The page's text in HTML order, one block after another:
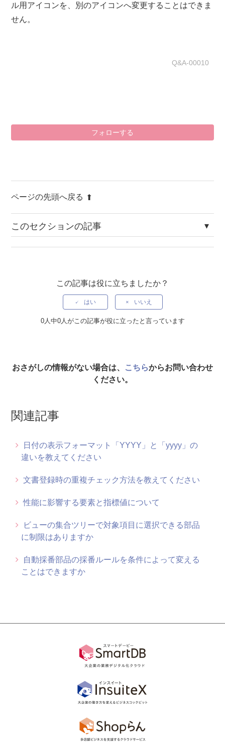
ル用アイコンを、別のアイコンへ変更することはできま
せん。
Q&A-00010
フォローする
ページの先頭へ戻る
このセクションの記事
フィルタ定義の期間指定で週の開始曜日を変更できますか
日付の表示フォーマット「YYYY」と「yyyy」の違いを教え
てください
自動採番部品の採番ルールを条件によって変えることはでき
自動採番部品の値を振りなおすことはできますか
文書一覧で項目名の改行を禁止できますか
ビューのタブ表示を複数段にすることはできますか
文書登録時の重複チェック方法を教えてください
この記事は役に立ちましたか？
はい いいえ
0人中0人がこの記事が役に立ったと言っています
おさがしの情報がない場合は、 こちらからお問い合わせ
ください。
関連記事
日付の表示フォーマット「YYYY」と「yyyy」の
違いを教えてください
文書登録時の重複チェック方法を教えてください
性能に影響する要素と指標値について
ビューの集合ツリーで対象項目に選択できる部品
に制限はありますか
自動採番部品の採番ルールを条件によって変える
ことはできますか